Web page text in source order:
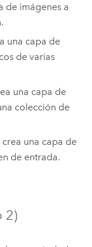
de imágenes a
una capa de
de varias
una capa de
colección de
crea una capa de
de entrada.
2)